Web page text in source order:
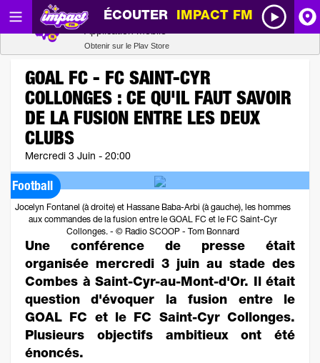
ÉCOUTER IMPACT FM
GOAL FC - FC SAINT-CYR
COLLONGES : CE QU'IL FAUT SAVOIR
DE LA FUSION ENTRE LES DEUX
CLUBS
Mercredi 3 Juin - 20:00
Football
Jocelyn Fontanel (à droite) et Hassane Baba-Arbi (à gauche), les hommes
aux commandes de la fusion entre le GOAL FC et le FC Saint-Cyr
Collonges. - © Radio SCOOP - Tom Bonnard
Une conférence de presse était
organisée mercredi 3 juin au stade des
Combes à Saint-Cyr-au-Mont-d'Or. Il était
question d'évoquer la fusion entre le
GOAL FC et le FC Saint-Cyr Collonges.
Plusieurs objectifs ambitieux ont été
énoncés.
Radio SCOOP
Obtenir sur le Play Store
Télécharger